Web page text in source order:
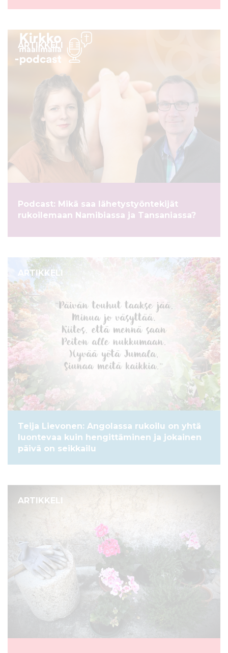
ARTIKKELI
Podcast: Mikä saa lähetystyöntekijät
rukoilemaan Namibiassa ja Tansaniassa?
ARTIKKELI
Teija Lievonen: Angolassa rukoilu on yhtä
luontevaa kuin hengittäminen ja jokainen
päivä on seikkailu
ARTIKKELI